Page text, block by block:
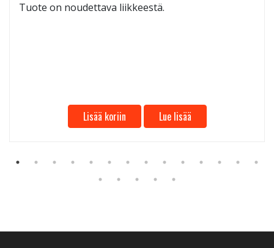
Tuote on noudettava liikkeestä.
Lisää koriin Lue lisää